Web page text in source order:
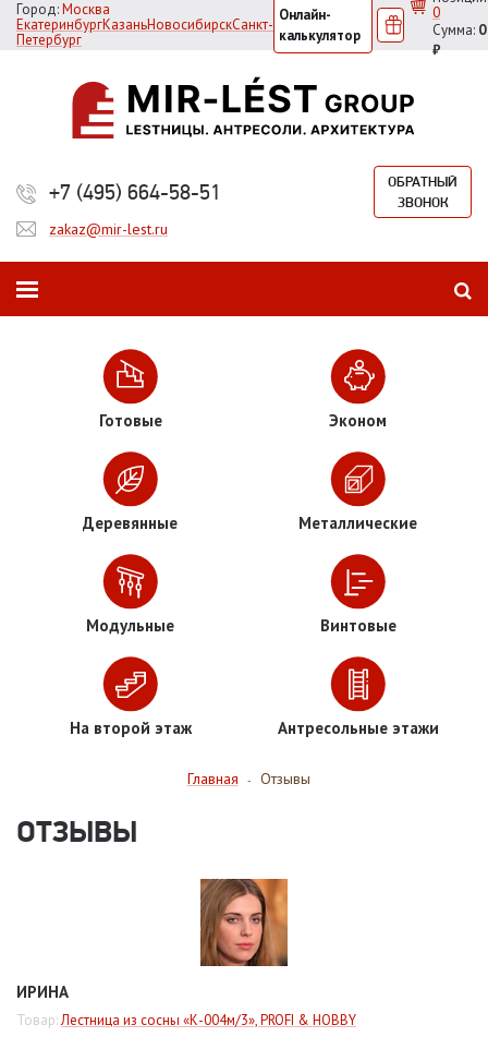
Город:Москва
ЕкатеринбургКазаньНовосибирскСанкт-
Петербург
Онлайн-
калькулятор
0
Сумма: 0
₽
+7 (495) 664-58-51
ОБРАТНЫЙ
ЗВОНОК
zakaz@mir-lest.ru
Готовые Эконом
Деревянные Металлические
Модульные Винтовые
На второй этаж Антресольные этажи
Главная - Отзывы
ОТЗЫВЫ
ИРИНА
Товар:Лестница из сосны «К-004м/3», PROFI & HOBBY